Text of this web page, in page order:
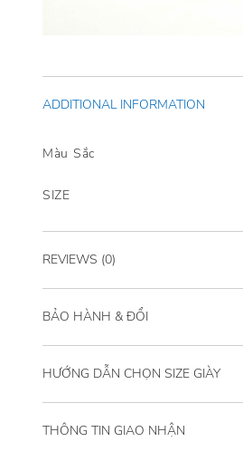
ADDITIONAL INFORMATION
Màu Sắc
SIZE
REVIEWS (0)
BẢO HÀNH & ĐỔI
HƯỚNG DẪN CHỌN SIZE GIÀY
THÔNG TIN GIAO NHẬN